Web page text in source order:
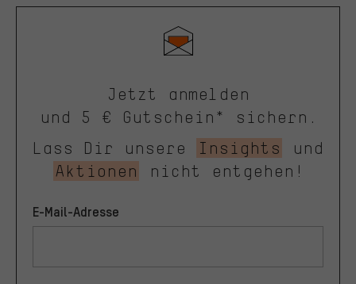
Jetzt anmelden
und 5 € Gutschein* sichern.
Lass Dir unsere
Insights
und
Aktionen
nicht entgehen!
E-Mail-Adresse